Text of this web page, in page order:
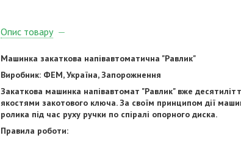
Опис товару
Машинка закаткова напівавтоматична "Равлик"
Виробник: ФЕМ, Україна, Запорожнення
Закаткова машинка напівавтомат "Равлик" вже
якостями закотового ключа. За своїм принципом дії
ролика під час руху ручки по спіралі опорного диска.
Правила роботи: